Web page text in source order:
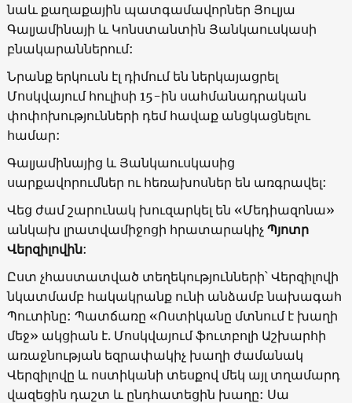
նաև քաղաքային պատգամավորներ Յուլյա
Գալյամինայի և Կոնստանտին Յանկաուսկասի
բնակարաններում:
Նրանք երկուսն էլ դիմում են ներկայացրել
Մոսկվայում հուլիսի 15-ին սահմանադրական
փոփոխությունների դեմ հավաք անցկացնելու
համար:
Գալյամինայից և Յանկաուսկասից
սարքավորումներ ու հեռախոսներ են առգրավել:
Վեց ժամ շարունակ խուզարկել են «Մեդիազոնա»
անկախ լրատվամիջոցի հրատարակիչ Պյոտր
Վերզիլովին:
Ըստ չհաստատված տեղեկությունների՝ Վերզիլովի
նկատմամբ հակակրանք ունի անձամբ նախագահ
Պուտինը: Պատճառը «Ոստիկանը մտնում է խաղի
մեջ» ակցիան է. Մոսկվայում ֆուտբոլի Աշխարհի
առաջնության եզրափակիչ խաղի ժամանակ
Վերզիլովը և ոստիկանի տեսքով մեկ այլ տղամարդ
վազեցին դաշտ և ընդհատեցին խաղը: Սա